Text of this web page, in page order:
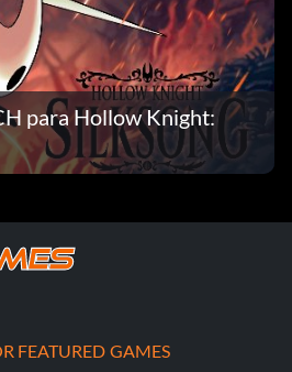
para Hollow Knight:
FEATURED GAMES